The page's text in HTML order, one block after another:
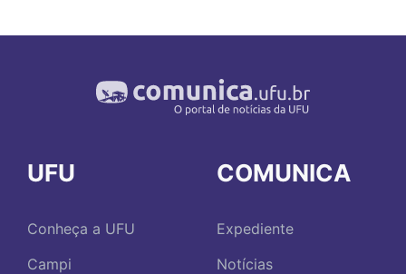
UFU
Conheça a UFU
Campi
COMUNICA
Expediente
Notícias